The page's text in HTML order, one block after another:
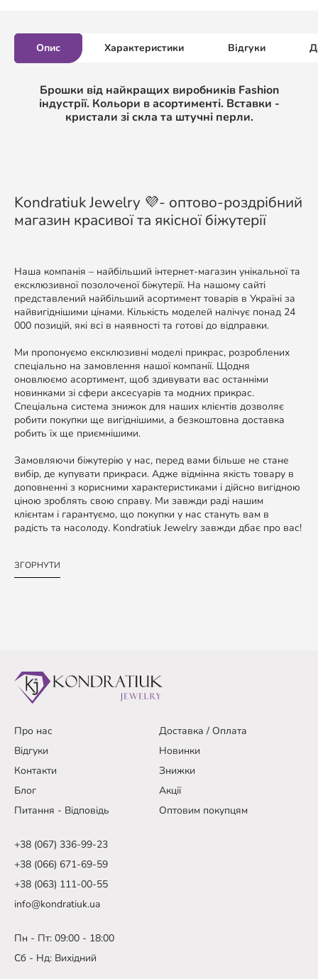
Опис Характеристики Відгуки
Брошки від найкращих виробників Fashion
індустрії. Кольори в асортименті. Вставки -
кристали зі скла та штучні перли.
Kondratiuk Jewelry 💜- оптово-роздрібний
магазин красивої та якісної біжутерії
Наша компанія – найбільший інтернет-магазин унікальної та
ексклюзивної позолоченої біжутерії. На нашому сайті
представлений найбільший асортимент товарів в Україні за
найвигіднішими цінами. Кількість моделей налічує понад 24
000 позицій, які всі в наявності та готові до відправки.
Ми пропонуємо ексклюзивні моделі прикрас, розроблених
спеціально на замовлення нашої компанії. Щодня
оновлюємо асортимент, щоб здивувати вас останніми
новинками зі сфери аксесуарів та модних прикрас.
Спеціальна система знижок для наших клієнтів дозволяє
робити покупки ще вигіднішими, а безкоштовна доставка
робить їх ще приємнішими.
Замовляючи біжутерію у нас, перед вами більше не стане
вибір, де купувати прикраси. Адже відмінна якість товару в
доповненні з корисними характеристиками і дійсно вигідною
ціною зроблять свою справу. Ми завжди раді нашим
клієнтам і гарантуємо, що покупки у нас стануть вам в
радість та насолоду. Kondratiuk Jewelry завжди дбає про вас!
ЗГОРНУТИ
Про нас
Доставка / Оплата
Відгуки
Новинки
Контакти
Знижки
Блог
Акції
Питання - Відповідь
Оптовим покупцям
+38 (067) 336-99-23
+38 (066) 671-69-59
+38 (063) 111-00-55
info@kondratiuk.ua
Пн - Пт: 09:00 - 18:00
Сб - Нд: Вихідний